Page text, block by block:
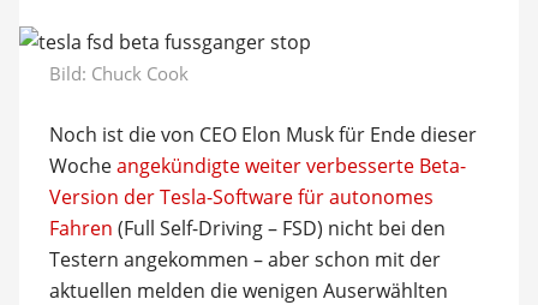
Bild: Chuck Cook
Noch ist die von CEO Elon Musk für Ende dieser
Wocheangekündigte weiter verbesserte Beta-
Version der Tesla-Software für autonomes
Fahren (Full Self-Driving – FSD) nicht bei den
Testern angekommen – aber schon mit der
aktuellen melden die wenigen Auserwählten